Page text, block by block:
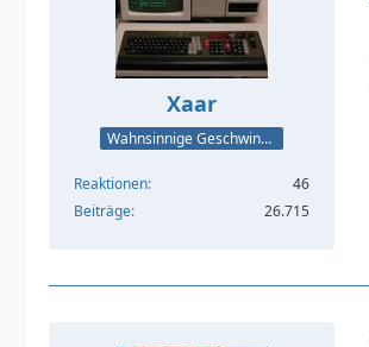
Xaar
Wahnsinnige Geschwindigkeit - und los!
Reaktionen
46
Beiträge
26.715